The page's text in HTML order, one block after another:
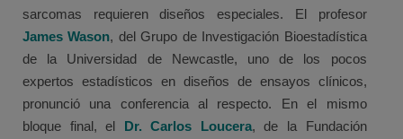
sarcomas requieren diseños especiales. El profesor
James Wason, del Grupo de Investigación Bioestadística
de la Universidad de Newcastle, uno de los pocos
expertos estadísticos en diseños de ensayos clínicos,
pronunció una conferencia al respecto. En el mismo
bloque final, el Dr. Carlos Loucera, de la Fundación